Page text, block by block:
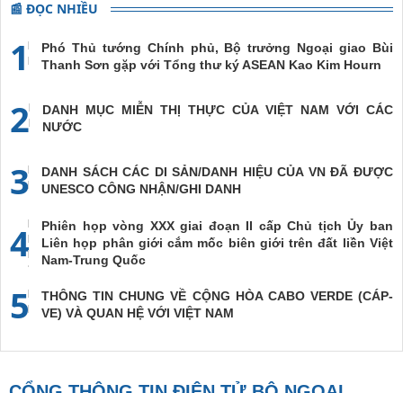
📰 ĐỌC NHIỀU
1
Phó Thủ tướng Chính phủ, Bộ trưởng Ngoại giao Bùi
Thanh Sơn gặp với Tổng thư ký ASEAN Kao Kim Hourn
2
DANH MỤC MIỄN THỊ THỰC CỦA VIỆT NAM VỚI CÁC
NƯỚC
3
DANH SÁCH CÁC DI SẢN/DANH HIỆU CỦA VN ĐÃ ĐƯỢC
UNESCO CÔNG NHẬN/GHI DANH
4
Phiên họp vòng XXX giai đoạn II cấp Chủ tịch Ủy ban
Liên họp phân giới cắm mốc biên giới trên đất liền Việt
Nam-Trung Quốc
5
THÔNG TIN CHUNG VỀ CỘNG HÒA CABO VERDE (CÁP-
VE) VÀ QUAN HỆ VỚI VIỆT NAM